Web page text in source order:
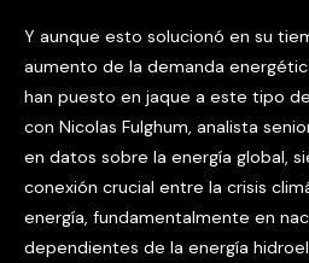
Y aunque esto solucionó en su
aumento de la demanda
han puesto en jaque a este tipo
con Nicolas Fulghum, analista
en datos sobre la energía global,
conexión crucial entre la crisis
energía, fundamentalmente en
dependientes de la energía